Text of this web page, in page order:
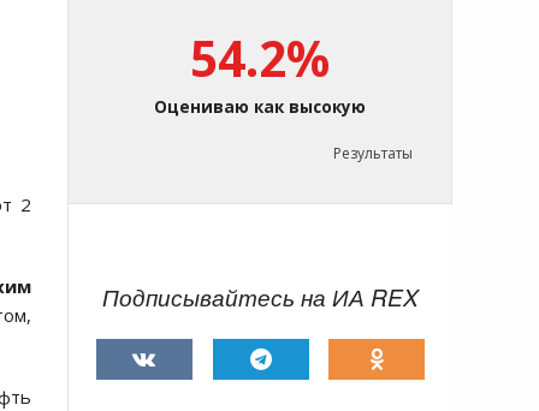
2
54.2%
Оцениваю как высокую
Результаты
Подписывайтесь на ИА REX